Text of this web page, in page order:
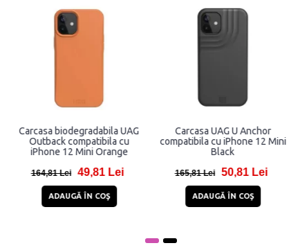
Carcasa biodegradabila UAG
Outback compatibila cu
iPhone 12 Mini Orange
164,81 Lei 49,81 Lei
ADAUGĂ ÎN COŞ
Carcasa UAG U Anchor
compatibila cu iPhone 12 Mini
Black
165,81 Lei 50,81 Lei
ADAUGĂ ÎN COŞ